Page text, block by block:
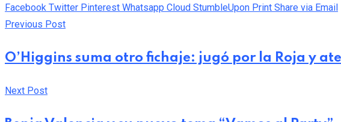
Facebook Twitter Pinterest Whatsapp Cloud StumbleUpon Print Share via Email
Previous Post
O’Higgins suma otro fichaje: jugó por la Roja y
Next Post